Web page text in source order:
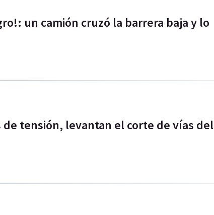
un camión cruzó la barrera baja y lo
de tensión, levantan el corte de vías del